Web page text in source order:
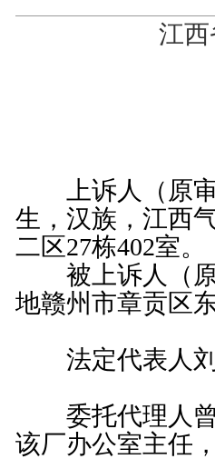
江
上诉人（原审
生，汉族，江西
二区27栋402室。
被上诉人（原
地赣州市章贡区
法定代表人刘
委托代理人曾
该厂办公室主任